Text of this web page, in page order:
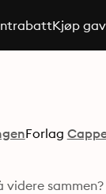
Kjøp
Forlag
videre